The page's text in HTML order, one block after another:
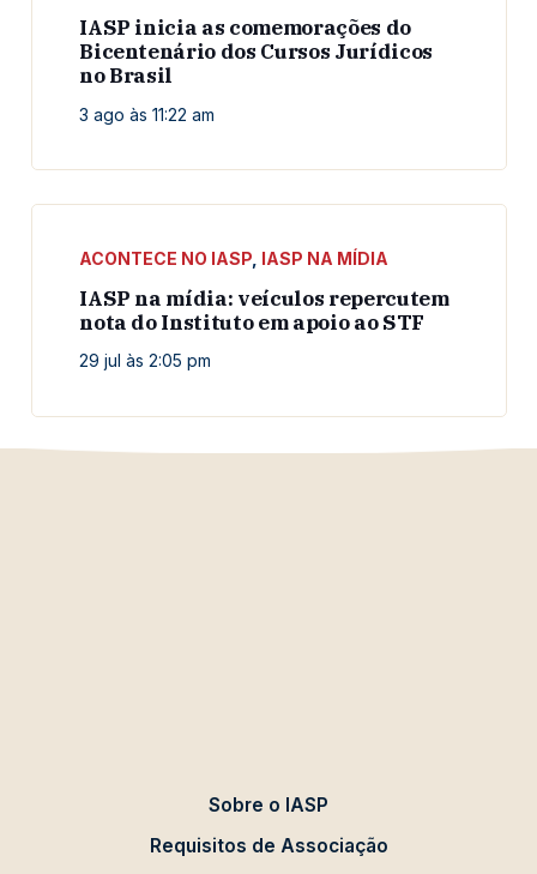
IASP inicia as comemorações do
Bicentenário dos Cursos Jurídicos
no Brasil
3 ago às 11:22 am
ACONTECE NO IASP IASP NA MÍDIA
IASP na mídia: veículos repercutem
nota do Instituto em apoio ao STF
29 jul às 2:05 pm
Sobre o IASP
Requisitos de Associação